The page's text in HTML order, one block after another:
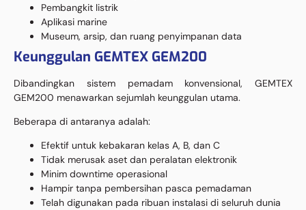
Pembangkit listrik
Aplikasi marine
Museum, arsip, dan ruang penyimpanan data
Keunggulan GEMTEX GEM200
Dibandingkan sistem pemadam konvensional, GEMTEX
GEM200 menawarkan sejumlah keunggulan utama.
Beberapa di antaranya adalah:
Efektif untuk kebakaran kelas A, B, dan C
Tidak merusak aset dan peralatan elektronik
Minim downtime operasional
Hampir tanpa pembersihan pasca pemadaman
Telah digunakan pada ribuan instalasi di seluruh dunia